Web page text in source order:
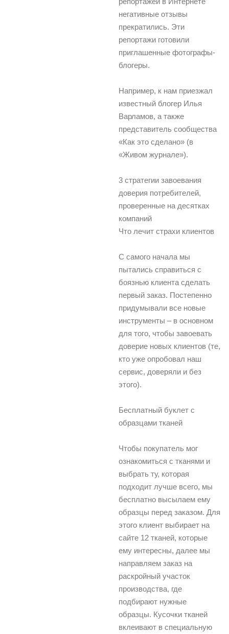
негативные отзывы
прекратились. Эти
репортажи готовили
приглашенные фотографы-
блогеры.
Например, к нам приезжал
известный блогер Илья
Варламов, а также
представитель сообщества
«Как это сделано» (в
«Живом журнале»).
3 стратегии завоевания
доверия потребителей,
проверенные на десятках
компаний
Что лечит страхи клиентов
С самого начала мы
пытались справиться с
боязнью клиента сделать
первый заказ. Постепенно
придумывали все новые
инструменты – в основном
для того, чтобы завоевать
доверие новых клиентов (те,
кто уже опробовал наш
сервис, доверяли и без
этого).
Бесплатный буклет с
образцами тканей
Чтобы покупатель мог
ознакомиться с тканями и
выбрать ту, которая
подходит лучше всего, мы
бесплатно высылаем ему
образцы перед заказом. Для
этого клиент выбирает на
сайте 12 тканей, которые
ему интересны, далее мы
направляем заказ на
раскройный участок
производства, где
подбирают нужные
образцы. Кусочки тканей
вклеивают в специальную